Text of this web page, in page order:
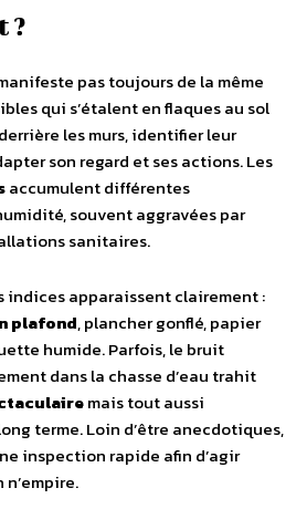
?
pas toujours de la même
qui s’étalent en flaques au sol
les murs, identifier leur
son regard et ses actions. Les
accumulent différentes
souvent aggravées par
sanitaires.
indices apparaissent clairement :
plafond, plancher gonflé, papier
humide. Parfois, le bruit
dans la chasse d’eau trahit
mais tout aussi
terme. Loin d’être anecdotiques,
inspection rapide afin d’agir